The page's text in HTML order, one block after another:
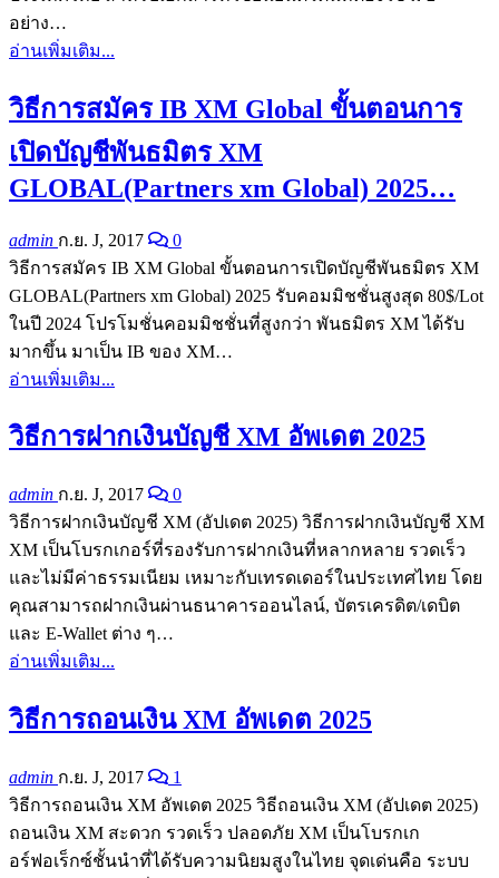
อย่าง…
อ่านเพิ่มเติม...
วิธีการสมัคร IB XM Global ขั้นตอนการ
เปิดบัญชีพันธมิตร XM
GLOBAL(Partners xm Global) 2025…
admin ก.ย. J, 2017
0
วิธีการสมัคร IB XM Global ขั้นตอนการเปิดบัญชีพันธมิตร XM
GLOBAL(Partners xm Global) 2025 รับคอมมิชชั่นสูงสุด 80$/Lot
ในปี 2024 โปรโมชั่นคอมมิชชั่นที่สูงกว่า พันธมิตร XM ได้รับ
มากขึ้น มาเป็น IB ของ XM…
อ่านเพิ่มเติม...
วิธีการฝากเงินบัญชี XM อัพเดต 2025
admin ก.ย. J, 2017
0
วิธีการฝากเงินบัญชี XM (อัปเดต 2025) วิธีการฝากเงินบัญชี XM
XM เป็นโบรกเกอร์ที่รองรับการฝากเงินที่หลากหลาย รวดเร็ว
และไม่มีค่าธรรมเนียม เหมาะกับเทรดเดอร์ในประเทศไทย โดย
คุณสามารถฝากเงินผ่านธนาคารออนไลน์, บัตรเครดิต/เดบิต
และ E-Wallet ต่าง ๆ…
อ่านเพิ่มเติม...
วิธีการถอนเงิน XM อัพเดต 2025
admin ก.ย. J, 2017
1
วิธีการถอนเงิน XM อัพเดต 2025 วิธีถอนเงิน XM (อัปเดต 2025)
ถอนเงิน XM สะดวก รวดเร็ว ปลอดภัย XM เป็นโบรกเก
อร์ฟอเร็กซ์ชั้นนำที่ได้รับความนิยมสูงในไทย จุดเด่นคือ ระบบ